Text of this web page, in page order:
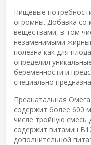
Пищевые
огромны. Добавка со
веществами, в том
незаменимыми
полезна как для
определил
беременности и
специально
Преанатальная
содержит более 600
числе тройную
содержит витамин
дополнительной